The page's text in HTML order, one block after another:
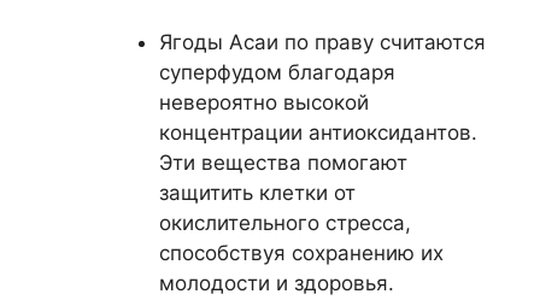
Ягоды Асаи по праву считаются
суперфудом благодаря
невероятно высокой
концентрации антиоксидантов.
Эти вещества помогают
защитить клетки от
окислительного стресса,
способствуя сохранению их
молодости и здоровья.